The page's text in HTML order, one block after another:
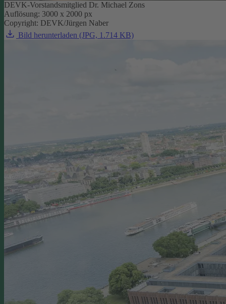
DEVK-Vorstandsmitglied Dr. Michael Zons
Auflösung: 3000 x 2000 px
Copyright: DEVK/Jürgen Naber
Bild herunterladen (JPG, 1.714 KB)